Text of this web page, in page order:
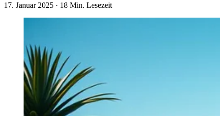
17. Januar 2025 · 18 Min. Lesezeit